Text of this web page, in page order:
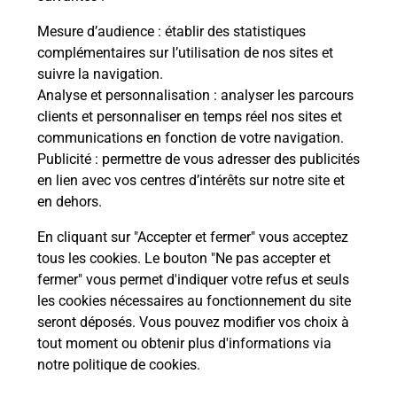
Mesure d’audience : établir des statistiques
complémentaires sur l’utilisation de nos sites et
suivre la navigation.
Analyse et personnalisation : analyser les parcours
clients et personnaliser en temps réel nos sites et
communications en fonction de votre navigation.
Publicité : permettre de vous adresser des publicités
en lien avec vos centres d’intérêts sur notre site et
en dehors.
En cliquant sur "Accepter et fermer" vous acceptez
tous les cookies. Le bouton "Ne pas accepter et
fermer" vous permet d'indiquer votre refus et seuls
les cookies nécessaires au fonctionnement du site
seront déposés. Vous pouvez modifier vos choix à
tout moment ou obtenir plus d'informations via
notre politique de cookies.
Questions fréquemment posées
Comment retourner un colis acheté
en ligne depuis votre boîte aux lettres
?
Comment envoyer un colis ou faire un
retour chez un e-commerçant sans se
déplacer ?
Envoyer un petit colis au meilleur
prix ?